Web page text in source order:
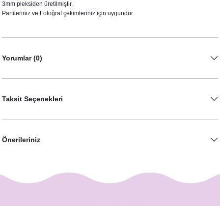
3mm pleksiden üretilmiştir.
Partileriniz ve Fotoğraf çekimleriniz için uygundur.
Yorumlar (0)
Taksit Seçenekleri
Önerileriniz